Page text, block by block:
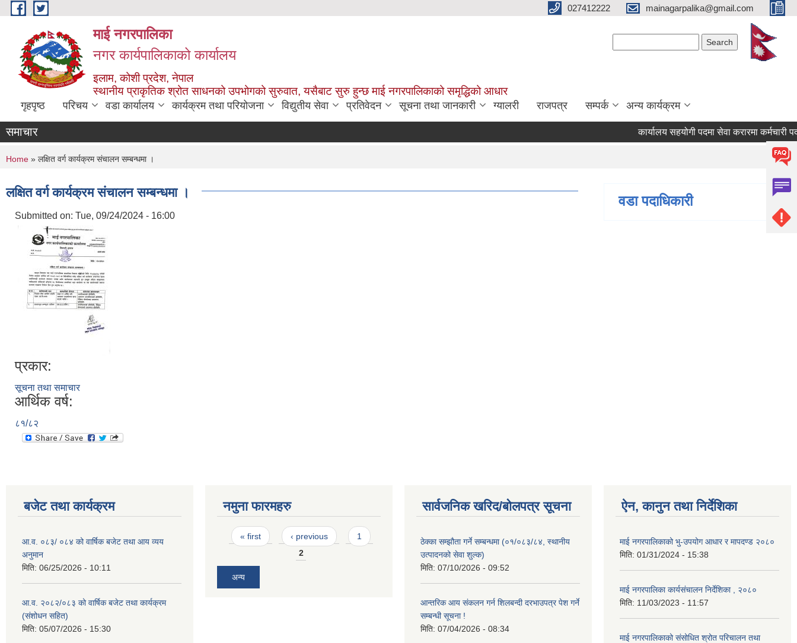
Skip to main content 027412222 mainagarpalika@gmail.com
माई नगरपालिका
नगर कार्यपालिकाको कार्यालय
इलाम, कोशी प्रदेश, नेपाल
स्थानीय प्राकृतिक श्रोत साधनको उपभोगको सुरुवात, यसैबाट सुरु हुन्छ माई नगरपालिकाको समृद्धिको आधार
गृहपृष्ठ परिचय वडा कार्यालय कार्यक्रम तथा परियोजना विद्युतीय सेवा प्रतिवेदन सूचना तथा जानकारी ग्यालरी राजपत्र सम्पर्क अन्य कार्यक्रम
समाचार कार्यालय सहयोगी पदमा सेवा करारमा कर्मचारी
You are here
Home » लक्षित वर्ग कार्यक्रम संचालन सम्बन्धमा ।
लक्षित वर्ग कार्यक्रम संचालन सम्बन्धमा ।
Submitted on: Tue, 09/24/2024 - 16:00
प्रकार:
सूचना तथा समाचार
आर्थिक वर्ष:
८१/८२
वडा पदाधिकारी
बजेट तथा कार्यक्रम
आ.व. ०८३/ ०८४ को वार्षिक बजेट तथा आय व्यय
अनुमान
मिति: 06/25/2026 - 10:11
आ.व. २०८२/०८३ को वार्षिक बजेट तथा कार्यक्रम
(संशोधन सहित)
मिति: 05/07/2026 - 15:30
नमुना फारमहरु
Pages
« first ‹ previous
1
2
अन्य
सार्वजनिक खरिद/बोलपत्र सूचना
ठेक्का सम्झौता गर्ने सम्बन्धमा (०१/०८३/८४, स्थानीय
उत्पादनको सेवा शुल्क)
मिति: 07/10/2026 - 09:52
आन्तरिक आय संकलन गर्न शिलबन्दी दरभाउपत्र पेश गर्ने
सम्बन्धी सूचना !
मिति: 07/04/2026 - 08:34
ऐन, कानुन तथा निर्देशिका
माई नगरपालिकाको भु-उपयोग आधार र मापदण्ड २०८०
मिति: 01/31/2024 - 15:38
माई नगरपालिका कार्यसंचालन निर्देशिका , २०८०
मिति: 11/03/2023 - 11:57
माई नगरपालिकाको संसोधित श्रोत परिचालन तथा